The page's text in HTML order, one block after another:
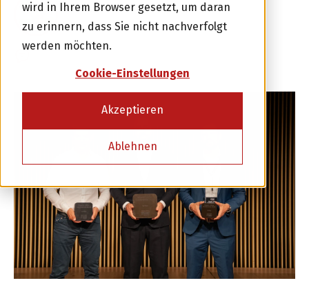
wird in Ihrem Browser gesetzt, um daran
zu erinnern, dass Sie nicht nachverfolgt
werden möchten.
Cookie-Einstellungen
Akzeptieren
Ablehnen
Investor werden
Kreditnehmer werden
ALWIN MEYER
12 JUNI 2026